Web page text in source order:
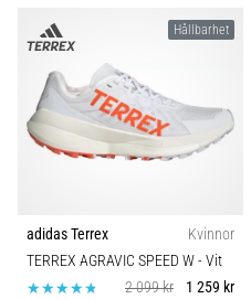
Hållbarhet
adidas Terrex
Kvinnor
TERREX AGRAVIC SPEED W- Vit
2 099 kr
1 259 kr